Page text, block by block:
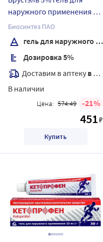
наружного применения 50
гр
Биосинтез ПАО
гель для наружного применения
Дозировка 5%
Доставим в аптеку в течение 7 дней
В наличии
Цена: 574.49 21
451₽
Купить